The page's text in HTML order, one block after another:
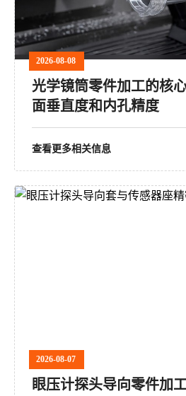
2026-08-08
光学镜筒零件加工的核
面垂直度和内孔精度
查看更多相关信息
2026-08-07
眼压计探头导向零件加